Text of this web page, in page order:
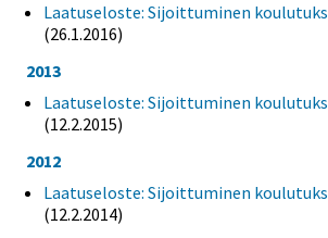
Laatuseloste: Sijoittuminen
(26.1.2016)
2013
Laatuseloste: Sijoittuminen
(12.2.2015)
2012
Laatuseloste: Sijoittuminen
(12.2.2014)